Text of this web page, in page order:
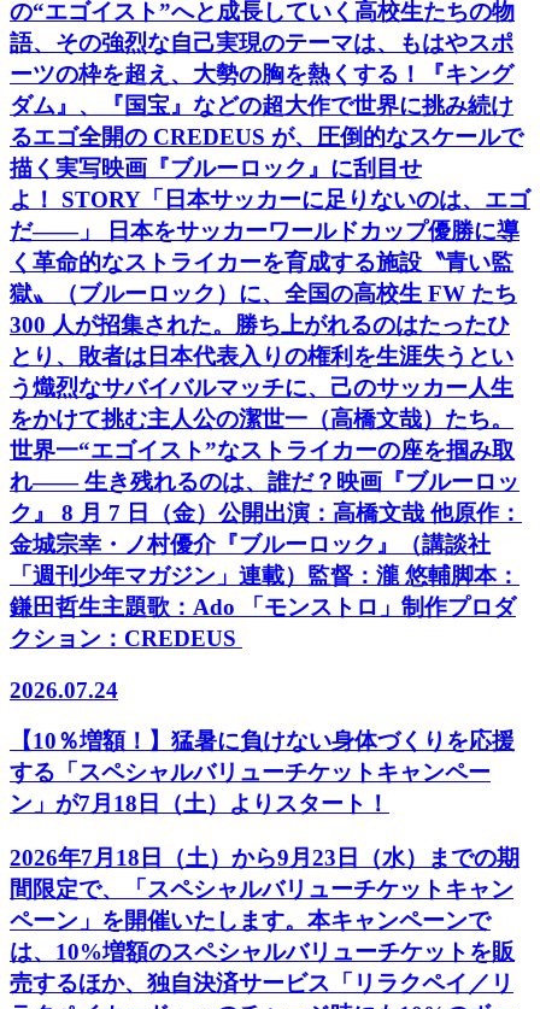
の“エゴイスト”へと成長していく高校生たちの物
語、その強烈な自己実現のテーマは、もはやスポ
ーツの枠を超え、大勢の胸を熱くする！『キング
ダム』、『国宝』などの超大作で世界に挑み続け
るエゴ全開の CREDEUS が、圧倒的なスケールで
描く実写映画『ブルーロック』に刮目せ
よ！ STORY「日本サッカーに足りないのは、エゴ
だ――」 日本をサッカーワールドカップ優勝に導
く革命的なストライカーを育成する施設〝青い監
獄〟（ブルーロック）に、全国の高校生 FW たち
300 人が招集された。勝ち上がれるのはたったひ
とり、敗者は日本代表入りの権利を生涯失うとい
う熾烈なサバイバルマッチに、己のサッカー人生
をかけて挑む主人公の潔世一（高橋文哉）たち。
世界一“エゴイスト”なストライカーの座を掴み取
れ―― 生き残れるのは、誰だ？映画『ブルーロッ
ク』 8 月 7 日（金）公開出演：高橋文哉 他原作：
金城宗幸・ノ村優介『ブルーロック』（講談社
「週刊少年マガジン」連載）監督：瀧 悠輔脚本：
鎌田哲生主題歌：Ado 「モンストロ」制作プロダ
クション：CREDEUS
2026.07.24
【10％増額！】猛暑に負けない身体づくりを応援
する「スペシャルバリューチケットキャンペー
ン」が7月18日（土）よりスタート！
2026年7月18日（土）から9月23日（水）までの期
間限定で、「スペシャルバリューチケットキャン
ペーン」を開催いたします。本キャンペーンで
は、10%増額のスペシャルバリューチケットを販
売するほか、独自決済サービス「リラクペイ／リ